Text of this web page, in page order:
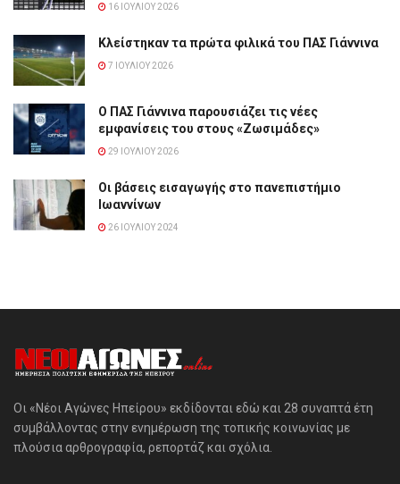
16 ΙΟΥΛΊΟΥ 2026
Κλείστηκαν τα πρώτα φιλικά του ΠΑΣ Γιάννινα
7 ΙΟΥΛΊΟΥ 2026
Ο ΠΑΣ Γιάννινα παρουσιάζει τις νέες
εμφανίσεις του στους «Ζωσιμάδες»
29 ΙΟΥΛΊΟΥ 2026
Οι βάσεις εισαγωγής στο πανεπιστήμιο
Ιωαννίνων
26 ΙΟΥΛΊΟΥ 2024
Οι «Νέοι Αγώνες Ηπείρου» εκδίδονται εδώ και 28 συναπτά έτη
συμβάλλοντας στην ενημέρωση της τοπικής κοινωνίας με
πλούσια αρθρογραφία, ρεπορτάζ και σχόλια.